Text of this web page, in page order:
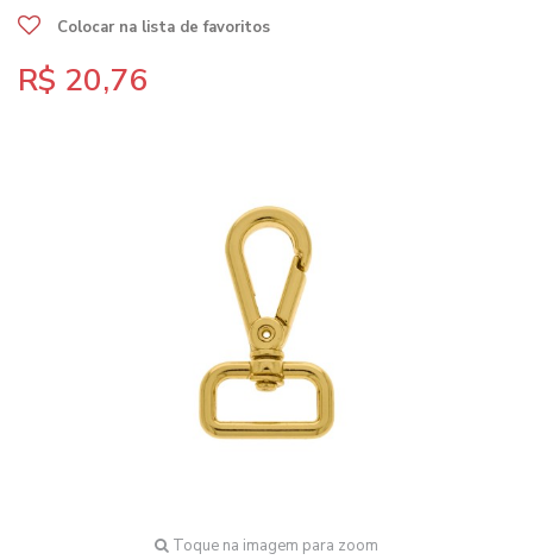
Colocar na lista de favoritos
R$ 20,76
Toque na imagem para zoom